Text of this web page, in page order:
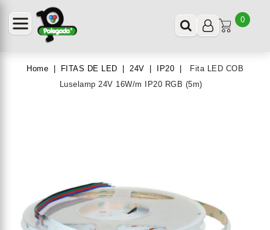
0
Home FITAS DE LED 24V IP20
Fita LED COB
Luselamp 24V 16W/m IP20 RGB (5m)